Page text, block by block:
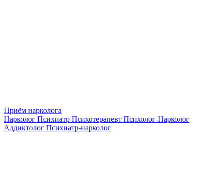
Приём нарколога
Нарколог Психиатр Психотерапевт Психолог-Нарколог
Аддиктолог Психиатр-нарколог